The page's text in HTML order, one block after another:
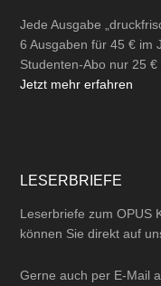
Jede Ausgabe
6 Ausgaben für 45 € im
Studenten-Abo nur 25 €
Jetzt mehr erfahren
LESERBRIEFE
Leserbriefe zum OPUS
können Sie direkt auf
Gerne auch per E-Mail